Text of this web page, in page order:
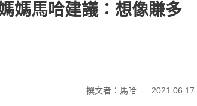
媽馬哈建議：想像賺多
撰文者：馬哈 2021.06.17